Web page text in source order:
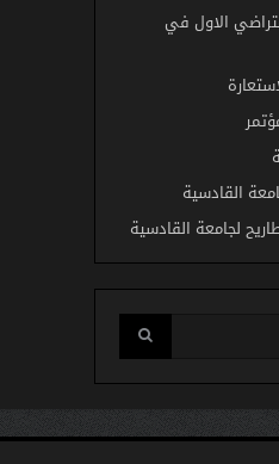
الاول في
القادسية
لجامعة القادسية